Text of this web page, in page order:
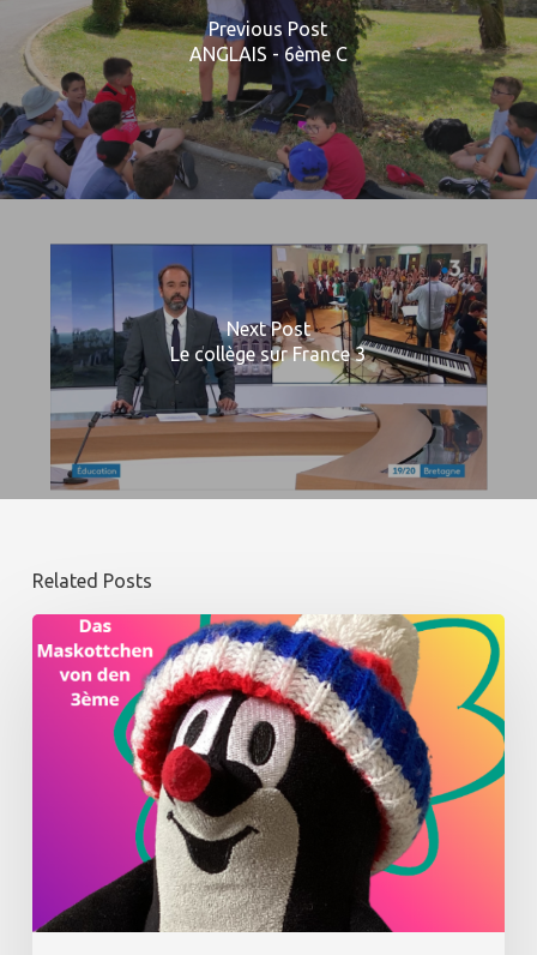
Previous Post
ANGLAIS - 6ème C
Next Post
Le collège sur France 3
Related Posts
Winter
dem
Maskottchen
Deutschklasse